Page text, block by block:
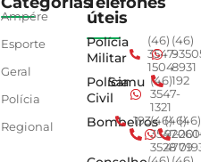
Ampére
Esporte
Geral
Polícia
Regional
úteis
Polícia
Militar
(46)
3547-
1504
(46)
8931
Polícia
Civil
Samu (46)
3547-
1321
192
Bombeiros
193(46)
3547-
3528
(46)
4779
(46)